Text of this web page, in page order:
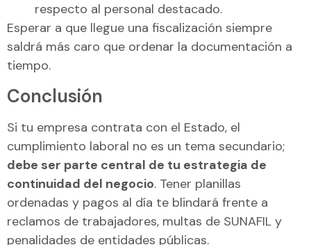
respecto al personal destacado.
Esperar a que llegue una fiscalización siempre
saldrá más caro que ordenar la documentación a
tiempo.
Conclusión
Si tu empresa contrata con el Estado, el
cumplimiento laboral no es un tema secundario;
debe ser parte central de tu estrategia de
continuidad del negocio. Tener planillas
ordenadas y pagos al día te blindará frente a
reclamos de trabajadores, multas de SUNAFIL y
penalidades de entidades públicas.